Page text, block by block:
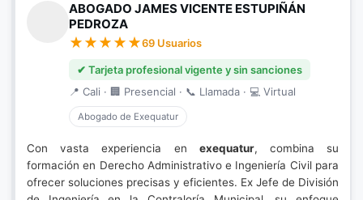
ABOGADO JAMES VICENTE ESTUPIÑÁN
PEDROZA
69 Usuarios
✔ Tarjeta profesional vigente y sin sanciones
📍 Cali · 🏢 Presencial · 📞 Llamada · 💻 Virtual
Abogado de Exequatur
Con vasta experiencia en exequatur, combina su
formación en Derecho Administrativo e Ingeniería Civil para
ofrecer soluciones precisas y eficientes. Ex Jefe de División